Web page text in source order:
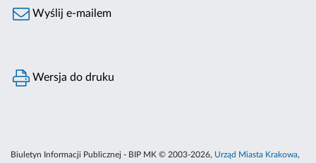
Wyślij e-mailem
Wersja do druku
Biuletyn Informacji Publicznej - BIP MK © 2003-2026, Urząd Miasta Krakowa,